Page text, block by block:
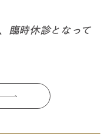
臨時休診となって